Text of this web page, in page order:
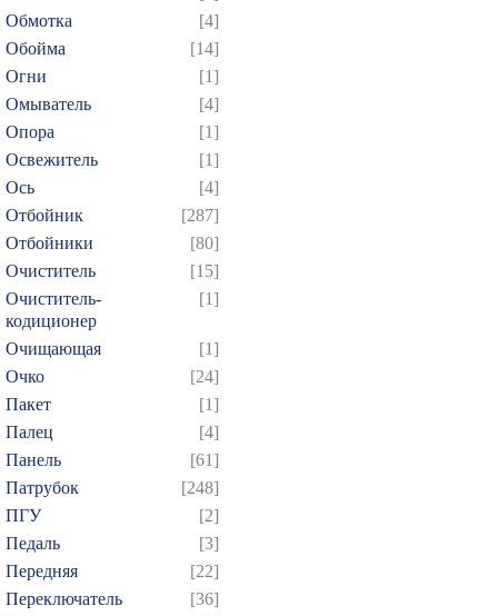
Обмотка
[4]
Обойма
[14]
Огни
[1]
Омыватель
[4]
Опора
[1]
Освежитель
[1]
Ось
[4]
Отбойник
[287]
Отбойники
[80]
Очиститель
[15]
Очиститель-
кодиционер
[1]
Очищающая
[1]
Очко
[24]
Пакет
[1]
Палец
[4]
Панель
[61]
Патрубок
[248]
ПГУ
[2]
Педаль
[3]
Передняя
[22]
Переключатель
[36]